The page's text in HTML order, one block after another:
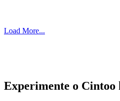
Load More...
Experimente o Cintoo